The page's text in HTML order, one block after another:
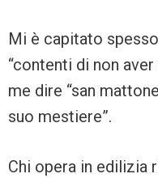
Mi è capitato
“contenti di non
me dire “san
suo mestiere”.
Chi opera in edilizia